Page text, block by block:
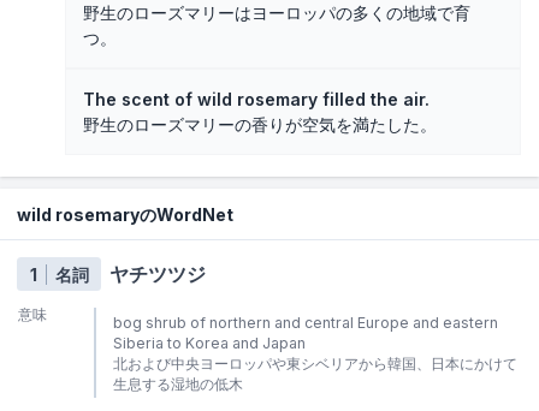
野生のローズマリーはヨーロッパの多くの地域で育
つ。
The scent of wild rosemary filled the air.
野生のローズマリーの香りが空気を満たした。
wild rosemaryのWordNet
1 名詞 ヤチツツジ
意味
bog shrub of northern and central Europe and eastern
Siberia to Korea and Japan
北および中央ヨーロッパや東シベリアから韓国、日本にかけて
生息する湿地の低木